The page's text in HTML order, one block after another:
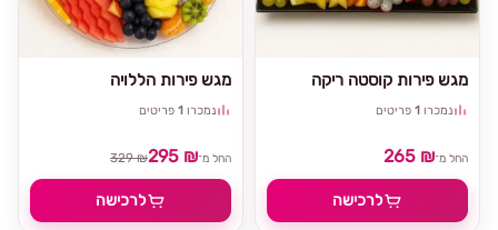
מגש פירות הללויה
נמכרו 1 פריטים
החל מ־295 ₪
329 ₪
לרכישה
מגש פירות קוסטה ריקה
נמכרו 1 פריטים
החל מ־265 ₪
לרכישה